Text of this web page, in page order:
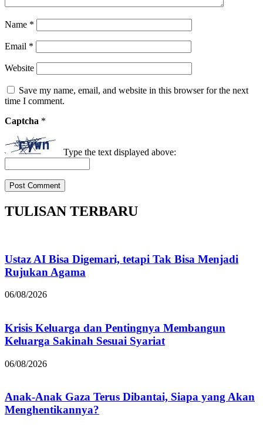
Name *
Email *
Website
Save my name, email, and website in this browser for the next
time I comment.
Captcha *
Type the text displayed above:
TULISAN TERBARU
Ustaz AI Bisa Digemari, tetapi Tak Bisa Menjadi
Rujukan Agama
06/08/2026
Krisis Keluarga dan Pentingnya Membangun
Keluarga Sakinah Sesuai Syariat
06/08/2026
Anak-Anak Gaza Terus Dibantai, Siapa yang Akan
Menghentikannya?